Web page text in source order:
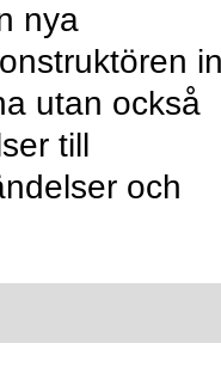
nya
utan också
till
och